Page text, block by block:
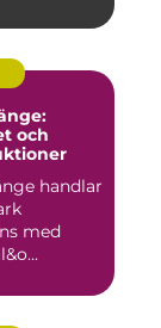
och
handlar
med